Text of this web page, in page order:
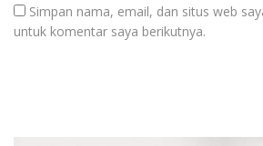
Simpan nama, email, dan situs web
untuk komentar saya berikutnya.